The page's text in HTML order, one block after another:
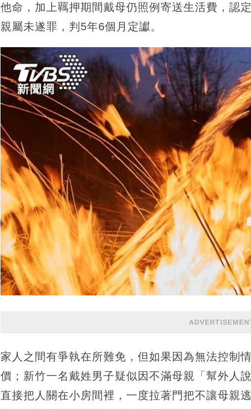
他命，加上羈押期間戴母仍照例寄送生活費，認
親屬未遂罪，判5年6個月定讞。
家人之間有爭執在所難免，但如果因為無法控制
價；新竹一名戴姓男子疑似因不滿母親「幫外人
直接把人關在小房間裡，一度拉著門把不讓母親